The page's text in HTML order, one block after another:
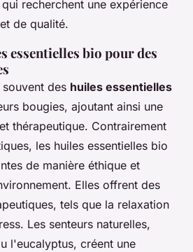
recherchent une expérience
de qualité.
essentielles bio pour des
des huiles essentielles
bougies, ajoutant ainsi une
thérapeutique. Contrairement
les huiles essentielles bio
de manière éthique et
Elles offrent des
tels que la relaxation
Les senteurs naturelles,
l'eucalyptus, créent une